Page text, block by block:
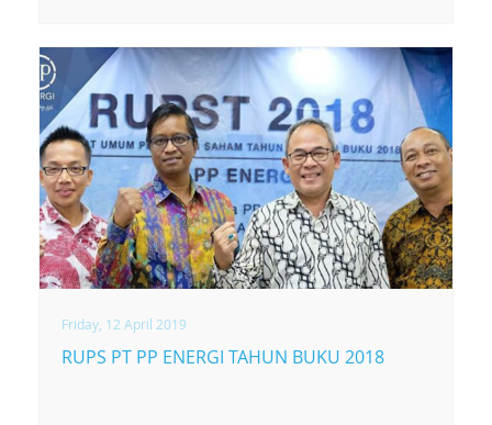
Friday, 12 April 2019
RUPS PT PP ENERGI TAHUN BUKU 2018